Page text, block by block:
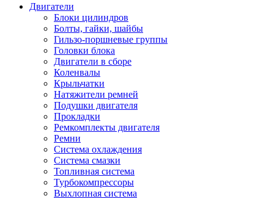
Двигатели
Блоки цилиндров
Болты, гайки, шайбы
Гильзо-поршневые группы
Головки блока
Двигатели в сборе
Коленвалы
Крыльчатки
Натяжители ремней
Подушки двигателя
Прокладки
Ремкомплекты двигателя
Ремни
Система охлаждения
Система смазки
Топливная система
Турбокомпрессоры
Выхлопная система